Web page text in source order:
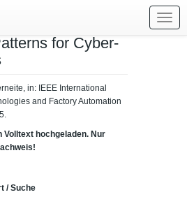
for Cyber-
in: IEEE International
and Factory Automation
Volltext hochgeladen. Nur
/ Suche